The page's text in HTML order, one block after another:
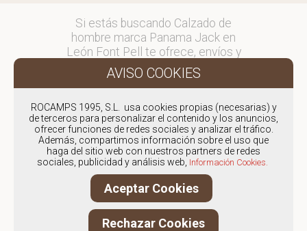
Si estás buscando Calzado de
hombre marca Panama Jack en
León Font Pell te ofrece, envíos y
devoluciones gratuítos a Península y
Baleares, para otros destinos
en comercial@fontpell.com.
Los envíos a León gestionados
entre semana se entregarán en
menos de 48 horas; los pedidos
realizados en fin de semana, el
producto se enviará a partir del
lunes.
ROCAMPS 1995, S.L. usa cookies propias (necesarias) y
de terceros para personalizar el contenido y los anuncios,
ofrecer funciones de redes sociales y analizar el tráfico.
Además, compartimos información sobre el uso que
haga del sitio web con nuestros partners de redes
sociales, publicidad y análisis web, Información Cookies.
Aceptar Cookies
Rechazar Cookies